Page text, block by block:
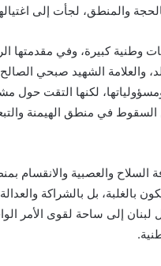
والمنطق، لجأت إلى
وطنية كبيرة، وفي مقدمتها
والعلامة الشهيد صبحي
لكنها التقت حول
السقوط في منطق الهيمنة
السلاح والعصبية والانقسام
بالغلبة، بل بالشراكة
إلى ساحة لقوى الأمر